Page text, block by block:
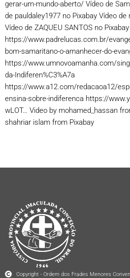
gerar-um-mundo-aberto/ Vídeo de
de pauldaley1977 no Pixabay Vídeo de
Vídeo de ZAQUEU SANTOS no Pixabay
https://www.padrelucas.com.br/
bom-samaritano-o-amanhecer-do-
https://www.umnovoamanha.com/
da-Indiferen%C3%A7a
https://www.a12.com/redacaoa12/
ensina-sobre-indiferenca https://
wLOT… Video by mohamed_hassan
shahriar islam from Pixabay
Copyright - Ordem dos Frades Menores